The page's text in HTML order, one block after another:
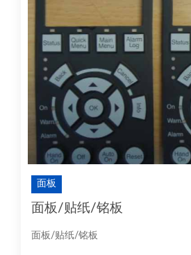
面板
面板/贴纸/铭板
面板/贴纸/铭板